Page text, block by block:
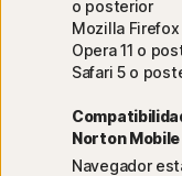
o posterior
Mozilla
Opera 11 o
Safari 5 o
Norton
Navegador